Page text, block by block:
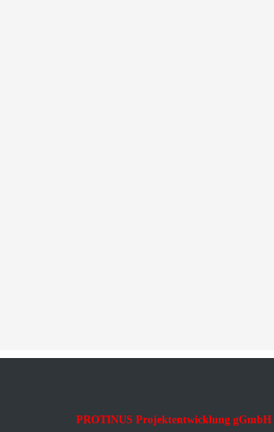
PROTINUS Projektentwicklung gGmbH